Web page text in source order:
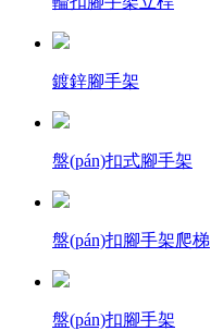
鍍鋅腳手架
盤(pán)扣式腳手架
盤(pán)扣腳手架爬梯
盤(pán)扣腳手架